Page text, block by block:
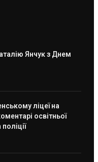
Янчук з Днем
ліцеї на
освітньої